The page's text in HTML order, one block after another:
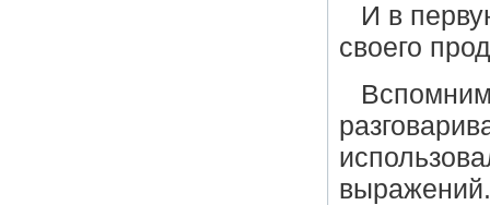
И в
своего